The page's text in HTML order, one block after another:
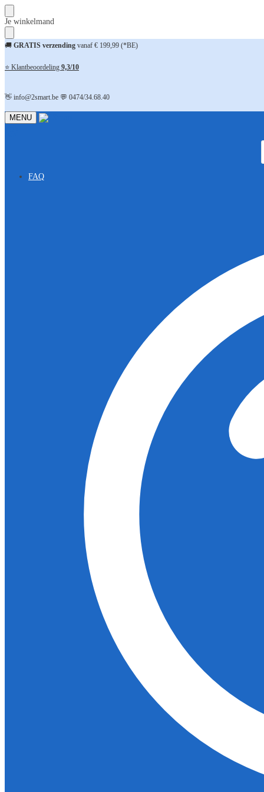
Skip
to
navigation
Skip
to
content
Je winkelmand
🚚 GRATIS verzending vanaf € 199,99 (*BE)
⭐ Klantbeoordeling 9,3/10
👋 info@2smart.be 💬 0474/34.68.40
MENU
FAQ